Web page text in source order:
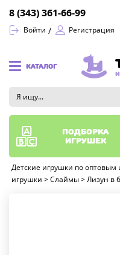
Войти Регистрация
8 (343) 361-66-99
КАТАЛОГ
Детские игрушки по оптовым
игрушки > Слаймы > Лизун в
подборка
игрушек